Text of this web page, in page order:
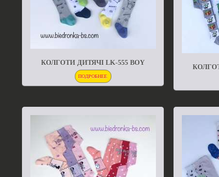
КОЛГОТИ ДИТЯЧІ LK-555 BOY
ПОДРОБНЕЕ